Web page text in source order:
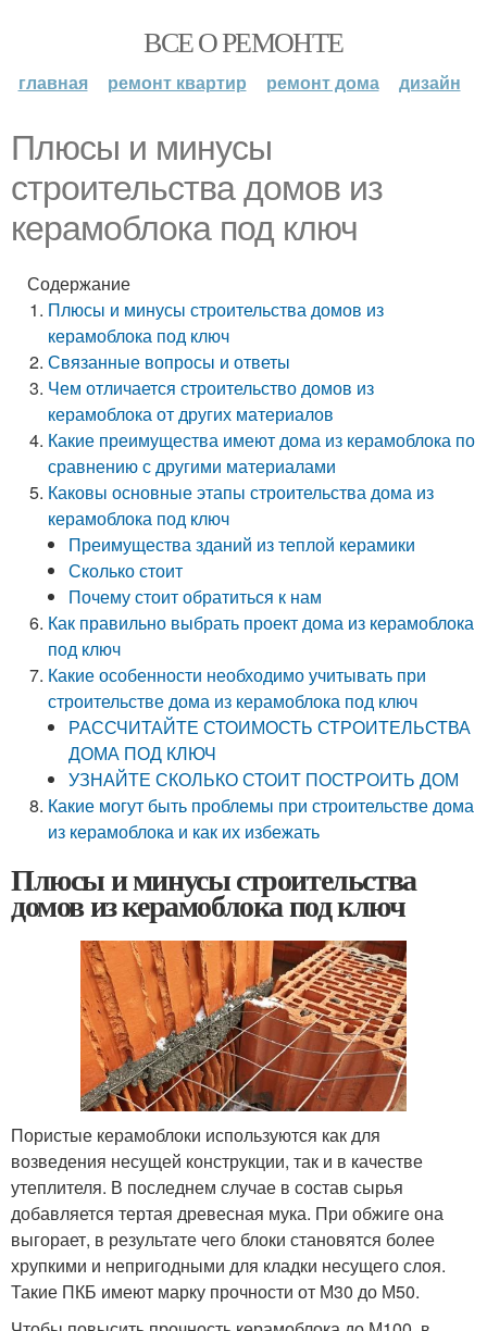
ВСЕ О РЕМОНТЕ
главная ремонт квартир ремонт дома дизайн
Плюсы и минусы
строительства домов из
керамоблока под ключ
Содержание
Плюсы и минусы строительства домов из
керамоблока под ключ
Связанные вопросы и ответы
Чем отличается строительство домов из
керамоблока от других материалов
Какие преимущества имеют дома из керамоблока по
сравнению с другими материалами
Каковы основные этапы строительства дома из
керамоблока под ключ
Преимущества зданий из теплой керамики
Сколько стоит
Почему стоит обратиться к нам
Как правильно выбрать проект дома из керамоблока
под ключ
Какие особенности необходимо учитывать при
строительстве дома из керамоблока под ключ
РАССЧИТАЙТЕ СТОИМОСТЬ СТРОИТЕЛЬСТВА
ДОМА ПОД КЛЮЧ
УЗНАЙТЕ СКОЛЬКО СТОИТ ПОСТРОИТЬ ДОМ
Какие могут быть проблемы при строительстве дома
из керамоблока и как их избежать
Плюсы и минусы строительства
домов из керамоблока под ключ
Пористые керамоблоки используются как для
возведения несущей конструкции, так и в качестве
утеплителя. В последнем случае в состав сырья
добавляется тертая древесная мука. При обжиге она
выгорает, в результате чего блоки становятся более
хрупкими и непригодными для кладки несущего слоя.
Такие ПКБ имеют марку прочности от М30 до М50.